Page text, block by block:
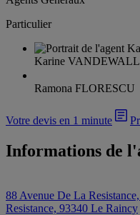
Particulier
Karine
Ramona FLORESCU
Votre devis en 1 minute
Informations de
88 Avenue De La
Resistance, 93340 Le Raincy